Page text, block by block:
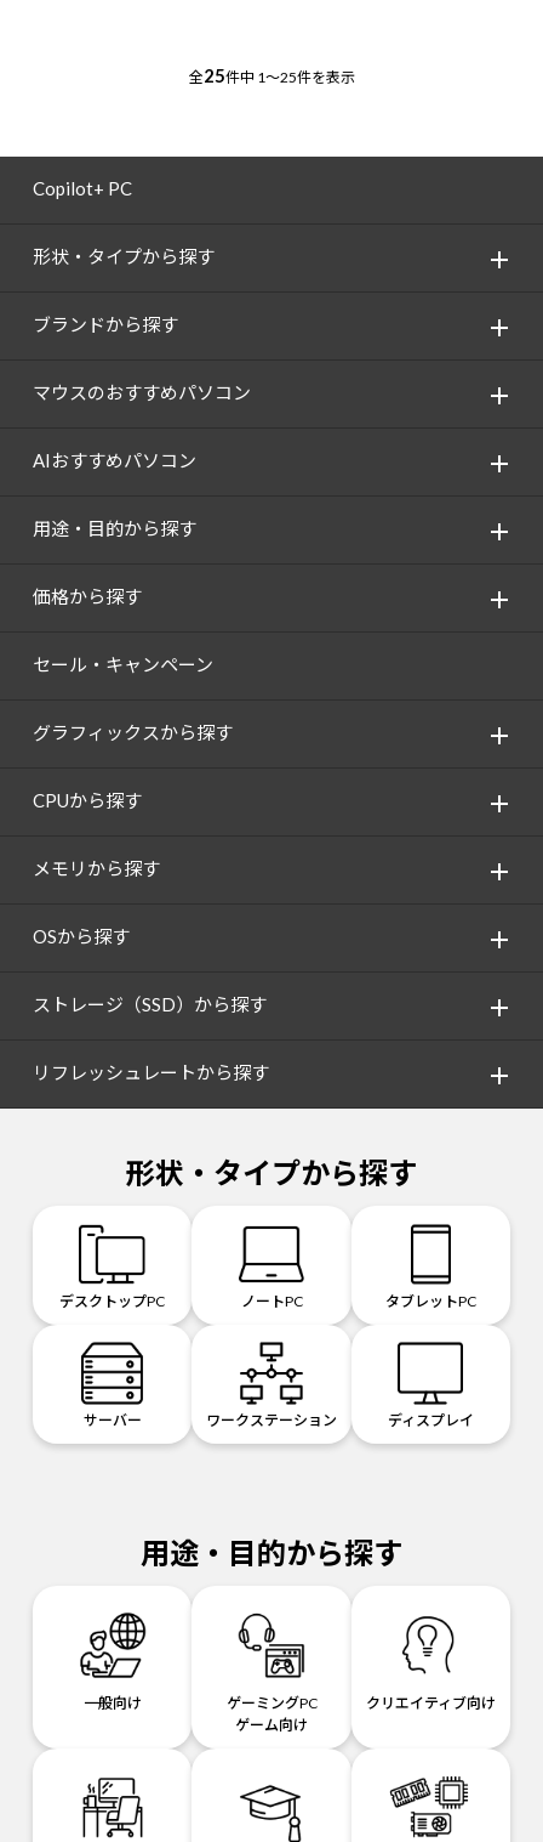
全25件中 1～25件を表示
Copilot+ PC
形状・タイプから探す
ブランドから探す
マウスのおすすめパソコン
AIおすすめパソコン
用途・目的から探す
価格から探す
セール・キャンペーン
グラフィックスから探す
CPUから探す
メモリから探す
OSから探す
ストレージ（SSD）から探す
リフレッシュレートから探す
形状・タイプから探す
デスクトップPC ノートPC タブレットPC
サーバー ワークステーション ディスプレイ
用途・目的から探す
一般向け
ゲーミングPC
ゲーム向け
クリエイティブ向け